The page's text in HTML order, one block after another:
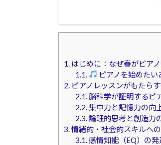
1. はじめに：なぜ春がピア
1.1.
ピアノを始めた
2. ピアノレッスンがもたら
2.1.脳科学が証明するピ
2.2.集中力と記憶力の向
2.3.論理的思考と創造力
3.情緒的・社会的スキルへ
3.1.感情知能（EQ）の発